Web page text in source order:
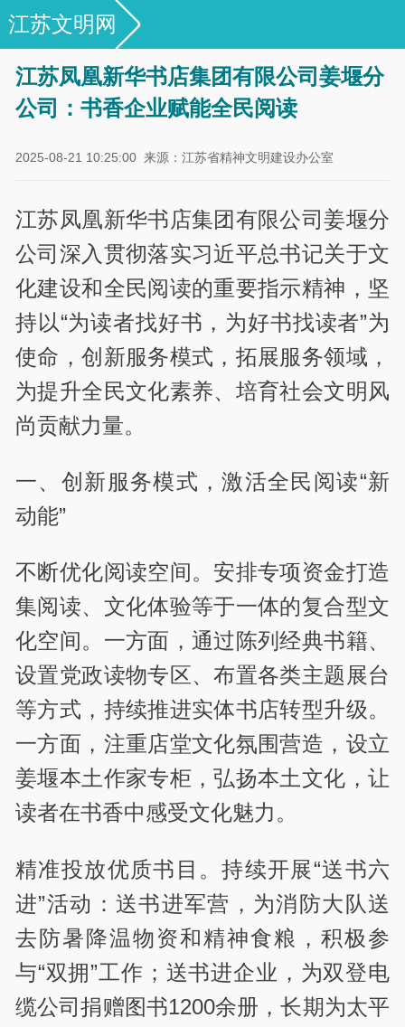
江苏文明网
专栏｜文明单位创建优秀案例展示
江苏凤凰新华书店集团有限公司姜堰分
公司：书香企业赋能全民阅读
2025-08-21 10:25:00 来源：江苏省精神文明建设办公室
江苏凤凰新华书店集团有限公司姜堰分
公司深入贯彻落实习近平总书记关于文
化建设和全民阅读的重要指示精神，坚
持以“为读者找好书，为好书找读者”为
使命，创新服务模式，拓展服务领域，
为提升全民文化素养、培育社会文明风
尚贡献力量。
一、创新服务模式，激活全民阅读“新
动能”
不断优化阅读空间。安排专项资金打造
集阅读、文化体验等于一体的复合型文
化空间。一方面，通过陈列经典书籍、
设置党政读物专区、布置各类主题展台
等方式，持续推进实体书店转型升级。
一方面，注重店堂文化氛围营造，设立
姜堰本土作家专柜，弘扬本土文化，让
读者在书香中感受文化魅力。
精准投放优质书目。持续开展“送书六
进”活动：送书进军营，为消防大队送
去防暑降温物资和精神食粮，积极参
与“双拥”工作；送书进企业，为双登电
缆公司捐赠图书1200余册，长期为太平